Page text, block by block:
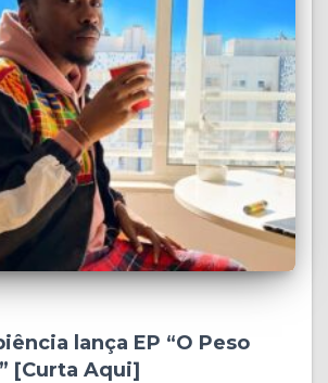
lança EP “O Peso
[Curta Aqui]